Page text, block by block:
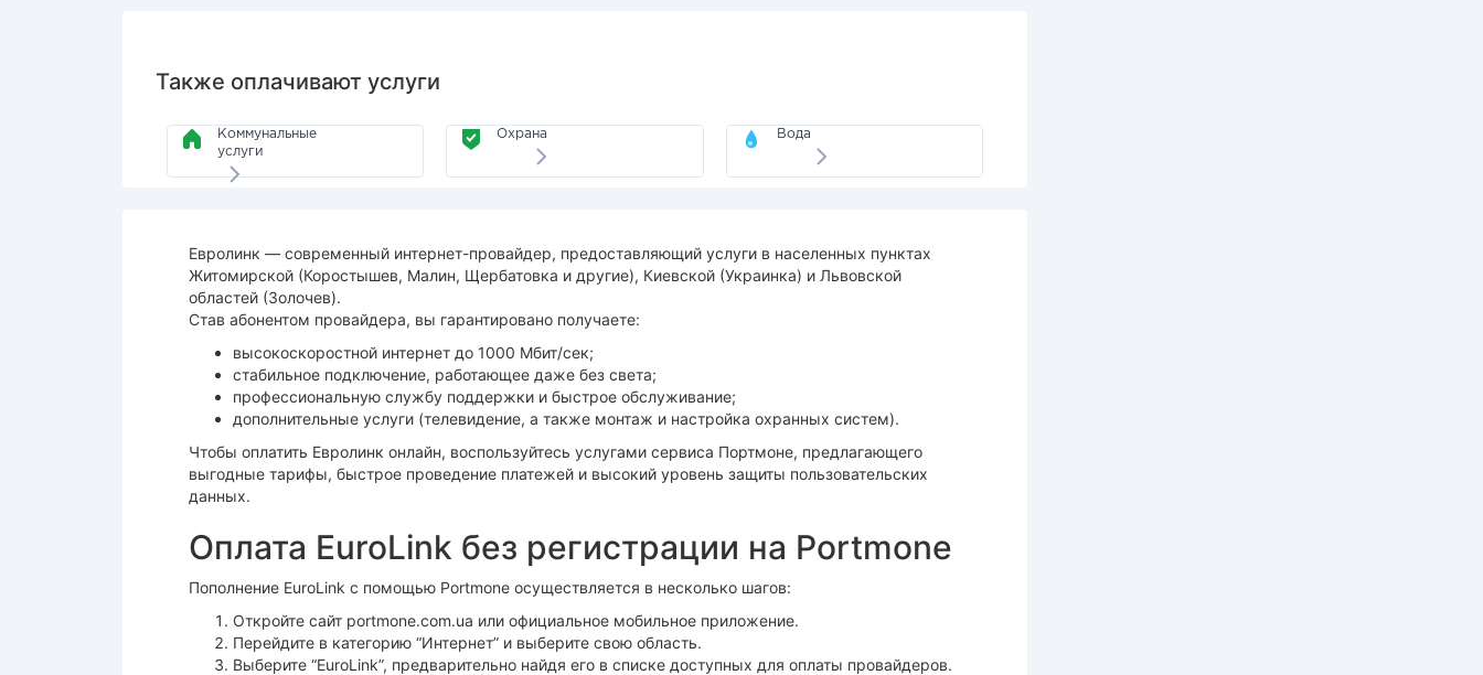
Также оплачивают услуги
Коммунальные
услуги
Охрана Вода
Евролинк — современный интернет-провайдер, предоставляющий услуги в населенных пунктах
Житомирской (Коростышев, Малин, Щербатовка и другие), Киевской (Украинка) и Львовской
областей (Золочев).
Став абонентом провайдера, вы гарантировано получаете:
высокоскоростной интернет до 1000 Мбит/сек;
стабильное подключение, работающее даже без света;
профессиональную службу поддержки и быстрое обслуживание;
дополнительные услуги (телевидение, а также монтаж и настройка охранных систем).
Чтобы оплатить Евролинк онлайн, воспользуйтесь услугами сервиса Портмоне, предлагающего
выгодные тарифы, быстрое проведение платежей и высокий уровень защиты пользовательских
данных.
Оплата EuroLink без регистрации на Portmone
Пополнение EuroLink с помощью Portmone осуществляется в несколько шагов:
Откройте сайт portmone.com.ua или официальное мобильное приложение.
Перейдите в категорию “Интернет” и выберите свою область.
Выберите “EuroLink”, предварительно найдя его в списке доступных для оплаты провайдеров.